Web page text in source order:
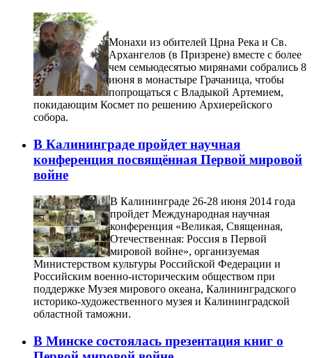
Монахи из обителей Црна Река и Св.
Архангелов (в Призрене) вместе с более
чем семьюдесятью мирянами собрались 8
июня в монастыре Грачаница, чтобы
попрощаться с Владыкой Артемием,
покидающим Космет по решению Архиерейского
собора.
В Калининграде пройдет научная
конференция посвящённая Первой мировой
войне
В Калининграде 26-28 июня 2014 года
пройдет Международная научная
конференция «Великая, Священная,
Отечественная: Россия в Первой
мировой войне», организуемая
Министерством культуры Российской Федерации и
Российским военно-историческим обществом при
поддержке Музея мирового океана, Калининградского
историко-художественного музея и Калининградской
областной таможни.
В Минске состоялась презентация книг о